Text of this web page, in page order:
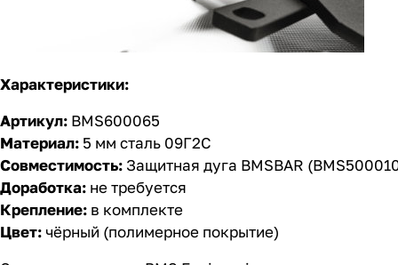
Характеристики:
Артикул: BMS600065
Материал: 5 мм сталь 09Г2С
Совместимость: Защитная дуга BMSBAR
Доработка: не требуется
Крепление: в комплекте
Цвет: чёрный (полимерное покрытие)